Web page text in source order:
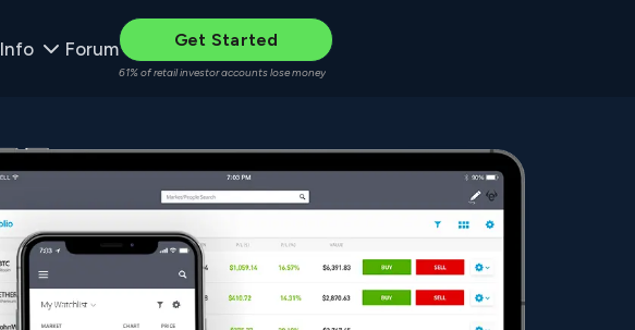
Info Forum Get Started
61% of retail investor accounts lose money